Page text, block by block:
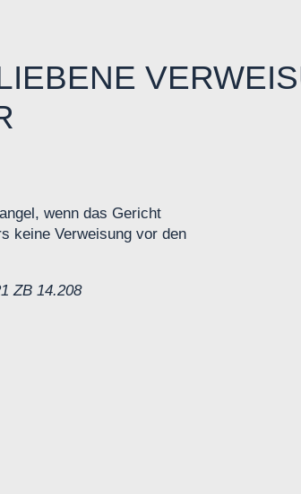
wenn das Gericht
keine Verweisung vor den
ZB 14.208